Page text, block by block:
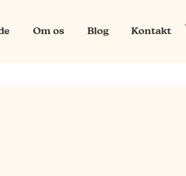
Om os Blog Kontakt